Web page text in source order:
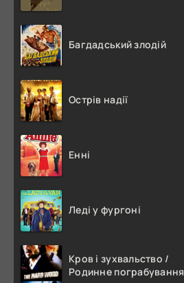
Багдадський злодій
Острів надії
Енні
Леді у фургоні
Кров і зухвальство /
Родинне пограбування